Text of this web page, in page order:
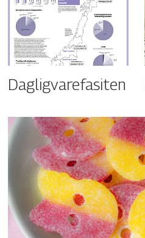
Dagligvarefasiten